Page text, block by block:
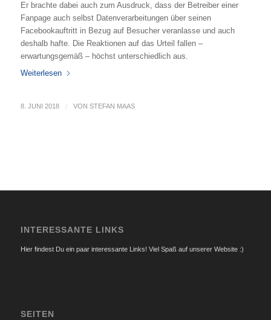
Er brachte dabei auch zum Ausdruck, dass der Betreiber einer
Fanpage auch selbst Datenverarbeitungen über seinen
Facebookauftritt in Bezug auf Besucher veranlasse und auch
deshalb hafte. Die Reaktionen auf das Urteil fallen –
erwartungsgemäß – höchst unterschiedlich aus.
Weiterlesen
8. JUNI 2018 / VON STEFAN MAAS
INTERESSANTE LINKS
Hier findest Du ein paar interessante Links! Viel Spaß auf unserer Website :)
SEITEN